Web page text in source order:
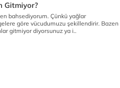
Gitmiyor?
bahsediyorum. Çünkü yağlar
göre vücudumuzu şekillendirir. Bazen
gitmiyor diyorsunuz ya i..